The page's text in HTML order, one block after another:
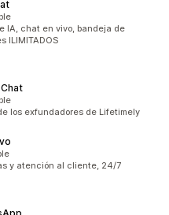
IA, chat en vivo, bandeja de
ILIMITADOS
los exfundadores de Lifetimely
y atención al cliente, 24/7